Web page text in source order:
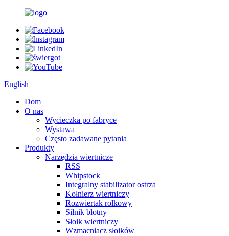
English
Dom
O nas
Wycieczka po fabryce
Wystawa
Często zadawane pytania
Produkty
Narzędzia wiertnicze
RSS
Whipstock
Integralny stabilizator ostrza
Kołnierz wiertniczy
Rozwiertak rolkowy
Silnik błotny
Słoik wiertniczy
Wzmacniacz słoików